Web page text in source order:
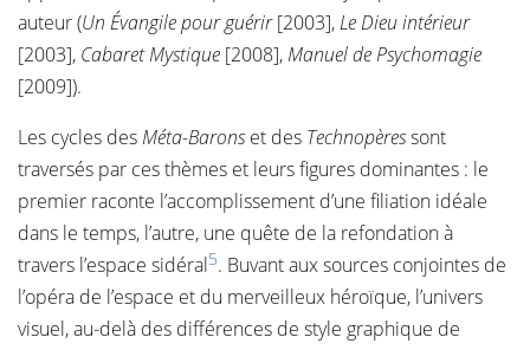
auteur (Un Évangile pour guérir[2003],Le Dieu intérieur
[2003], Cabaret Mystique [2008], Manuel dePsychomagie
[2009]).
Les cycles des Méta-Baronset des Technopèressont
traversés par ces thèmes et leurs figures dominantes : le
premier raconte l’accomplissement d’une filiation idéale
dans le temps, l’autre, une quête de la refondation à
travers l’espace sidéral5. Buvant aux sources conjointes de
l’opéra de l’espace et du merveilleux héroïque, l’univers
visuel, au-delà des différences de style graphique de